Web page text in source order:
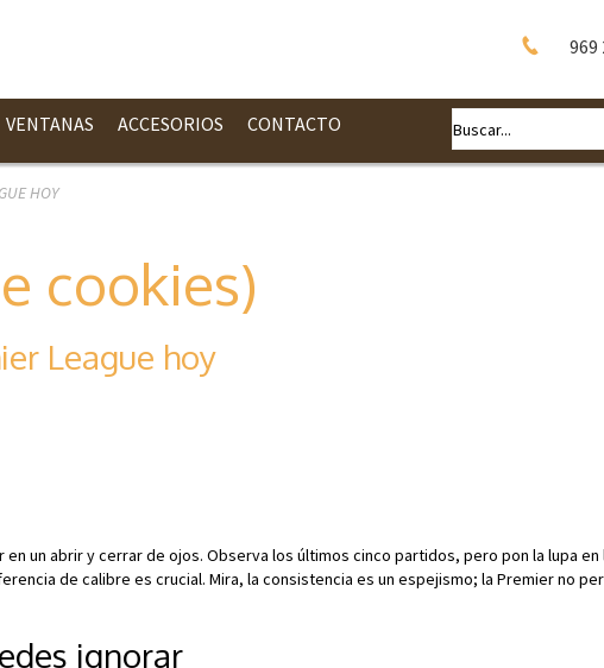
969
VENTANAS ACCESORIOS CONTACTO
HOY
cookies)
League hoy
un abrir y cerrar de ojos. Observa los últimos cinco partidos, pero pon la lupa
de calibre es crucial. Mira, la consistencia es un espejismo; la Premier no
ignorar